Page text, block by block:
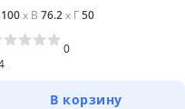
100x В 76.2x Г50
0
В корзину